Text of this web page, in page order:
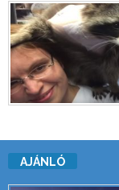
AJÁNLÓ